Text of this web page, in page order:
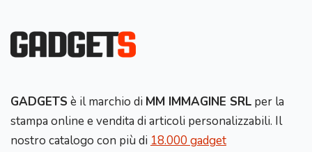
GADGETS è il marchio di MM IMMAGINE SRL per la
stampa online e vendita di articoli personalizzabili. Il
nostro catalogo con più di 18.000 gadget